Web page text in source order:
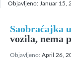
Objavljeno: Januar 15,
Saobraćajka
vozila, nema
Objavljeno: April 26,